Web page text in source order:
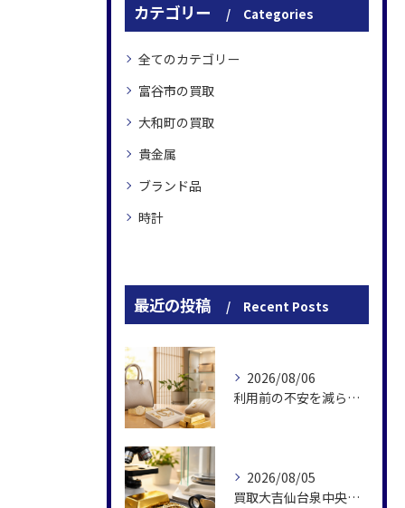
カテゴリー Categories
全てのカテゴリー
富谷市の買取
大和町の買取
貴金属
ブランド品
時計
最近の投稿 Recent Posts
2026/08/06
利用前の不安を減らす買取大吉仙台泉中央店の強み
2026/08/05
買取大吉仙台泉中央店の金査定を支える専門性